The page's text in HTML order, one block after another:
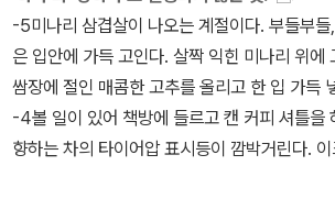
직시했기 때문이다. 우리의 갈등은 때때로 명
않기 때문에 생기는 것인지 모르겠다. 자신의
계를 알고 싶은 사람에게 이 책의 일독을 권한
말로 자신을 아는 것의 첫걸음이다. ​​#고쿠분고
동태의세계 #능동태 #수동태 #중동태 #서양
과 논리학의 필요성을 언급한다. 314-315 대부분의 서양철학자들
과 같이 데카르트도 서구적 역사와 문화의 한계
의의 결과 제1원리인 ’나는 생각한다‘의 주인
내고도 이 명석판명한 자아 관념을 보장할 수
대로서의 신 존재를 요구한다. 왜냐하면 자아는
닌 자기원인에 의해서 존재하는 것이므로 어
던 것도 그가 속한 세대가집단적 기억을 위한
단을 모두 잃어버리게됨으로써 이전 세대보다
된 채고독하고 산만하며,병적인 방식으로만 아
수 있게 되었기 때문이다.'
녕할까? 무자본 창업이라? 그들이 낳은 새끼
러들어올까? 가지많은 나무들처럼 바람만 불
까? 부디 안녕하길 바라지만, 왜 하필이면 움
을 세우는 것일까? 거꾸로 물구나무선 책들이
기둥을 제대로 발라내었으나 그 토대가 무엇인
몇 년전 보았던 책들이랑 겹친다. 부디 삶의
는다. 면밀하게 살펴보고 돌아보고 규정짓는 일
지름길이기도 하다. 그것을 밑절미로 삼아 다
살핀다. 0.1발췌읽기를 했던 아래 책의 기억은
앞부분을 다시 읽다보니 요점에만 선명한 밑줄
배경기억은 흔들려 사라진 듯싶다. 부제로 달
행위, 선택의 고고학>이란 스케일이 큰 작품이
그대로 남기는 것이 좋을 듯하며 읽기쉽게 밑
-5미나리 삼겹살이 나오는 계절이다. 부들부
은 입안에 가득 고인다. 살짝 익힌 미나리 위에
쌈장에 절인 매콤한 고추를 올리고 한 입 가득
-4볼 일이 있어 책방에 들르고 캔 커피 셔틀을
향하는 차의 타이어압 표시등이 깜박거린다.